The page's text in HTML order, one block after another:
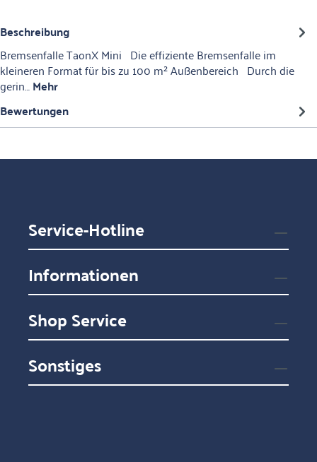
Beschreibung
Bremsenfalle TaonX Mini Die effiziente Bremsenfalle im
kleineren Format für bis zu 100 m² Außenbereich Durch die
gerin…Mehr
Bewertungen
Service-Hotline
Informationen
Shop Service
Sonstiges